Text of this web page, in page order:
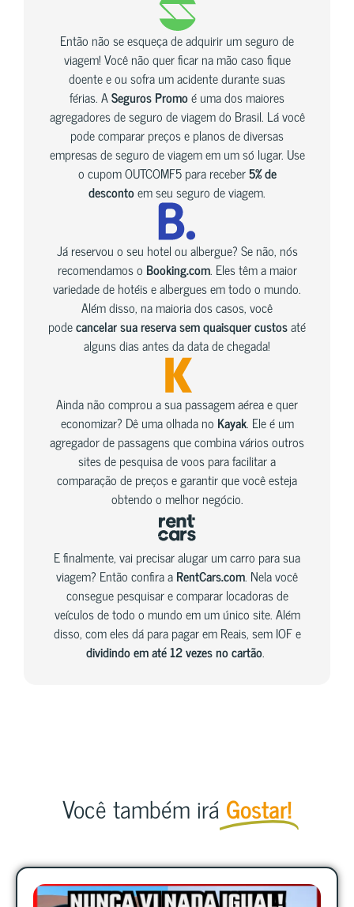
Então não se esqueça de adquirir um seguro de
viagem! Você não quer ficar na mão caso fique
doente e ou sofra um acidente durante suas
férias. ASeguros Promoé uma dos maiores
agregadores de seguro de viagem do Brasil. Lá você
pode comparar preços e planos de diversas
empresas de seguro de viagem em um só lugar. Use
o cupom OUTCOMF5 para receber5% de
descontoem seu seguro de viagem.
Já reservou o seu hotel ou albergue? Se não, nós
recomendamos o Booking.com. Eles têm a maior
variedade de hotéis e albergues em todo o mundo.
Além disso, na maioria dos casos, você
podecancelar sua reserva sem quaisquer custosaté
alguns dias antes da data de chegada!
Ainda não comprou a sua passagem aérea e quer
economizar? Dê uma olhada no Kayak. Ele é um
agregador de passagens que combina vários outros
sites de pesquisa de voos para facilitar a
comparação de preços e garantir que você esteja
obtendo o melhor negócio.
E finalmente, vai precisar alugar um carro para sua
viagem? Então confira aRentCars.com. Nela você
consegue pesquisar e comparar locadoras de
veículos de todo o mundo em um único site. Além
disso, com eles dá para pagar em Reais, sem IOF e
dividindo em até 12 vezes no cartão.
Você também irá Gostar!